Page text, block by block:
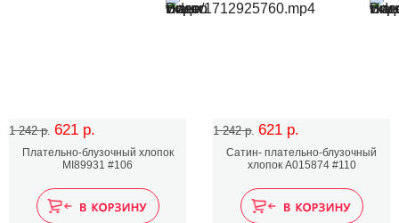
1 242 р. 621 р.
Плательно-блузочный хлопок
MI89931 #106
1 242 р. 621 р.
Сатин- плательно-блузочный
хлопок А015874 #110